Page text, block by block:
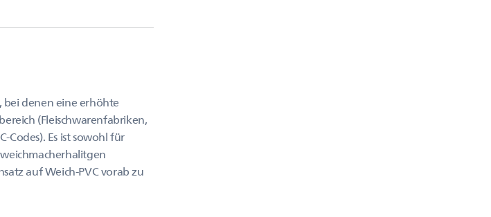
denen eine erhöhte
(Fleischwarenfabriken,
Codes). Es ist sowohl für
auf Weich-PVC vorab zu